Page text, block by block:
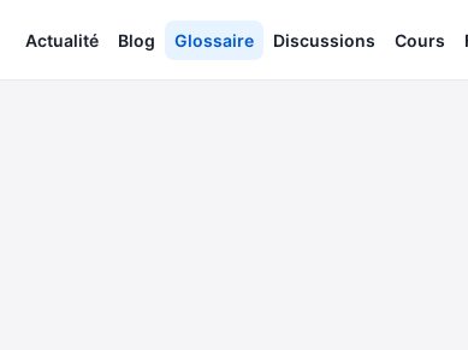
Actualité Blog Glossaire Discussions Cours